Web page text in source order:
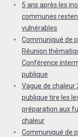
5 ans après les
communes
vulnérables
Communiqué de
Réunion
Conférence
publique
Vague de chaleur
publique tire les
préparation aux
chaleur
Communiqué de